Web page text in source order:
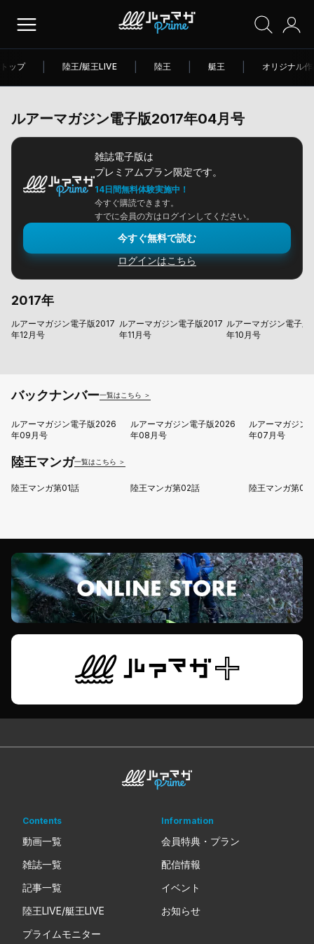
トップ 陸王/艇王LIVE 陸王 艇王 オリジナル
ルアーマガジン電子版2017年04月号
雑誌電子版は
プレミアムプラン限定です。
14日間無料体験実施中！
今すぐ購読できます。
すでに会員の方はログインしてください。
今すぐ無料で読む
ログインはこちら
2017年
ルアーマガジン電子版2017
年12月号
ルアーマガジン電子版2017
年11月号
ルアーマガジン電子版
年10月号
バックナンバー一覧はこちら ＞
ルアーマガジン電子版2026
年09月号
ルアーマガジン電子版2026
年08月号
ルアーマガジン
年07月号
陸王マンガ一覧はこちら ＞
陸王マンガ第01話 陸王マンガ第02話 陸王マンガ第03
Contents
動画一覧
雑誌一覧
記事一覧
陸王LIVE/艇王LIVE
プライムモニター
Information
会員特典・プラン
配信情報
イベント
お知らせ